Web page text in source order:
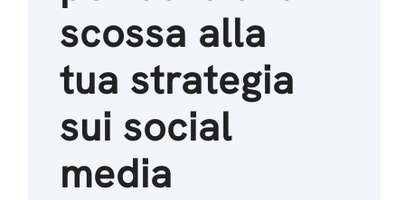
scossa alla
tua strategia
sui social
media